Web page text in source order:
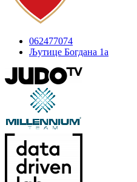
062477074
Љутице Богдана 1а